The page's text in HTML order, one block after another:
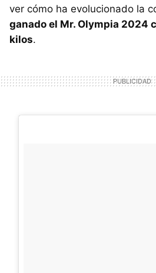
ver cómo ha evolucionado la
ganado el Mr. Olympia 2024
kilos.